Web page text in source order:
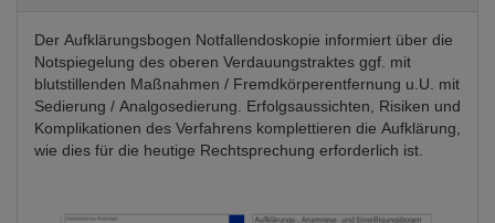
Der Aufklärungsbogen Notfallendoskopie informiert über die
Notspiegelung des oberen Verdauungstraktes ggf. mit
blutstillenden Maßnahmen / Fremdkörperentfernung u.U. mit
Sedierung / Analgosedierung. Erfolgsaussichten, Risiken und
Komplikationen des Verfahrens komplettieren die Aufklärung,
wie dies für die heutige Rechtsprechung erforderlich ist.